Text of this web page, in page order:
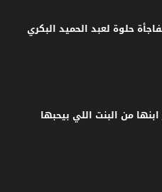
حلوة لعبد الحميد البكري
من البنت اللي بيحبها